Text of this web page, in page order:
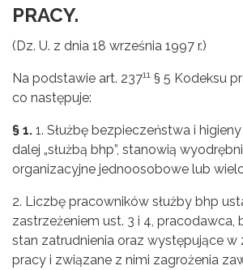
PRACY.
(Dz. U. z dnia 18 września 1997 r.)
Na podstawie art. 23711 § 5 Kodeksu
co następuje:
§ 1. 1. Służbę bezpieczeństwa i
dalej „służbą bhp”, stanowią
organizacyjne jednoosobowe lub
2. Liczbę pracowników służby bhp
zastrzeżeniem ust. 3 i 4, pracodawca,
stan zatrudnienia oraz występujące w
pracy i związane z nimi zagrożenia